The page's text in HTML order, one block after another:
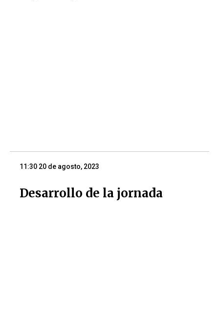
11:30 20 de agosto, 2023
Desarrollo de la jornada